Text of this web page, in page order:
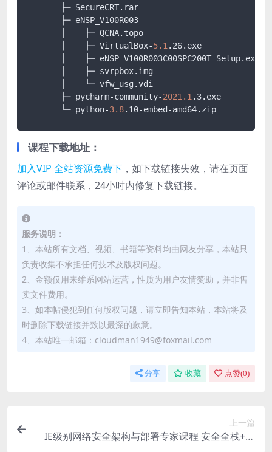
       ├─ SecureCRT
.rar
       ├─ eNSP_V100R003
       │    ├─ QCNA
.topo
       │    ├─ VirtualBox-
5.1 .26.exe
       │    ├─ eNSP V100R003C00SPC200T Setup
.exe
       │    ├─ svrpbox
.img
       │    └─ vfw_usg
.vdi
       ├─ pycharm-community-
2021.1 .3.exe
       └─ python-
3.8.10-embed-amd64.zip
课程下载地址：
加入VIP 全站资源免费下 ，如下载链接失效，请在页面
评论或邮件联系，24小时内修复下载链接。
服务说明：
1、本站所有文档、视频、书籍等资料均由网友分享，本站只
负责收集不承担任何技术及版权问题。
2、金额仅用来维系网站运营，性质为用户友情赞助，并非售
卖文件费用。
3、如本帖侵犯到任何版权问题，请立即告知本站，本站将及
时删除下载链接并致以最深的歉意。
4、本站唯一邮箱：cloudman1949@foxmail.com
分享 收藏 点赞(0)
上一篇
IE级别网络安全架构与部署专家课程 安全全栈+防